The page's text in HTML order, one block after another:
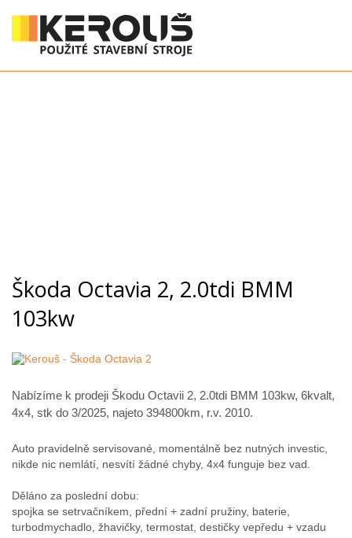
Škoda Octavia 2, 2.0tdi BMM
103kw
Nabízíme k prodeji Škodu Octavii 2, 2.0tdi BMM 103kw, 6kvalt,
4x4, stk do 3/2025, najeto 394800km, r.v. 2010.
Auto pravidelně servisované, momentálně bez nutných investic,
nikde nic nemlátí, nesvítí žádné chyby, 4x4 funguje bez vad.
Děláno za poslední dobu:
spojka se setrvačníkem, přední + zadní pružiny, baterie,
turbodmychadlo, žhavičky, termostat, destičky vepředu + vzadu